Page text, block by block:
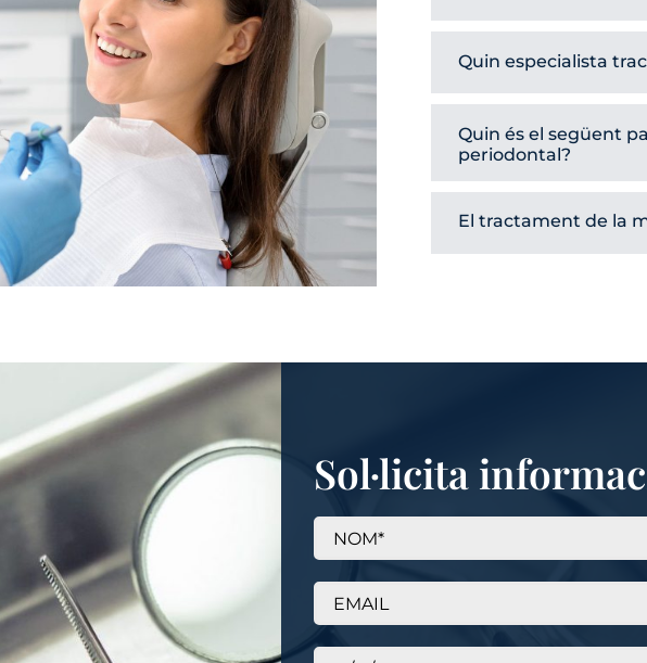
Quin especialista
Quin és el següent
periodontal?
El tractament de la
Sol·licita